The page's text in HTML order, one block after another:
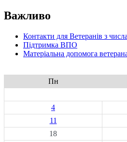
Важливо
Контакти для Ветеранів з
Підтримка ВПО
Матеріальна допомога
Пн
4
11
18